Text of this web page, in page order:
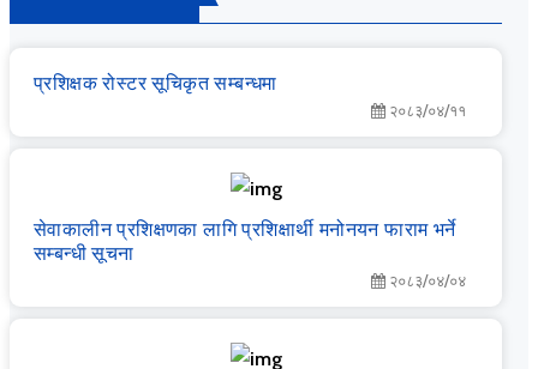
प्रशिक्षक रोस्टर सूचिकृत सम्बन्धमा
२०८३/०४/११
सेवाकालीन प्रशिक्षणका लागि प्रशिक्षार्थी मनोनयन फाराम भर्ने
सम्बन्धी सूचना
२०८३/०४/०४